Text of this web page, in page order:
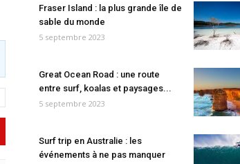
Fraser Island : la plus grande île de
sable du monde
5 septembre 2023
Great Ocean Road : une route
entre surf, koalas et paysages...
5 septembre 2023
Surf trip en Australie : les
événements à ne pas manquer